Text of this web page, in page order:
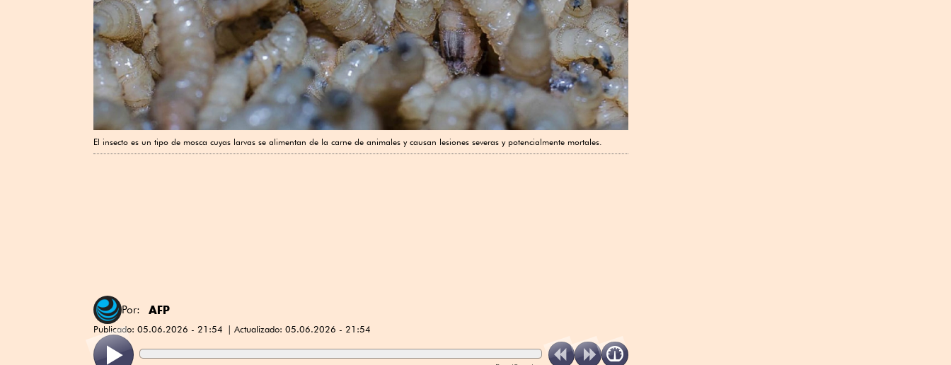
El insecto es un tipo de mosca cuyas larvas se alimentan de la carne de animales y causan lesiones severas y potencialmente mortales.
Por: AFP
Publicado: 05.06.2026 - 21:54 Actualizado: 05.06.2026 - 21:54